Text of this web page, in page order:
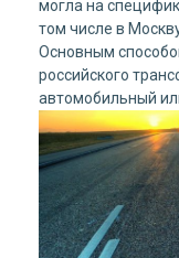
могла на
том числе в
Основным
российского
автомобильный